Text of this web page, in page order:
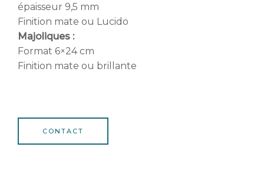
épaisseur 9,5 mm
Finition mate ou Lucido
Majoliques :
Format 6×24 cm
Finition mate ou brillante
CONTACT